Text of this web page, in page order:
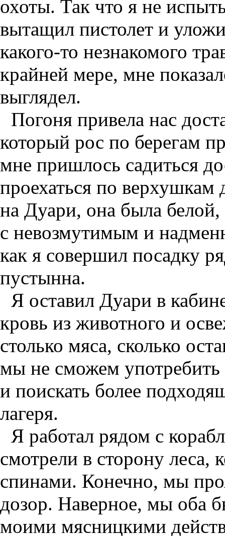
охоты. Так что я не
вытащил пистолет и
какого-то незнакомого
крайней мере, мне
выглядел.
Погоня привела нас
который рос по берегам
мне пришлось садиться
проехаться по верхушкам
на Дуари, она была
с невозмутимым и
как я совершил посадку
пустынна.
Я оставил Дуари в
кровь из животного и
столько мяса, сколько
мы не сможем употребить
и поискать более
лагеря.
Я работал рядом с
смотрели в сторону леса,
спинами. Конечно, мы
дозор. Наверное, мы оба
моими мясницкими